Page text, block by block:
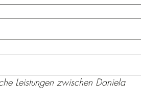
Leistungen zwischen Daniela